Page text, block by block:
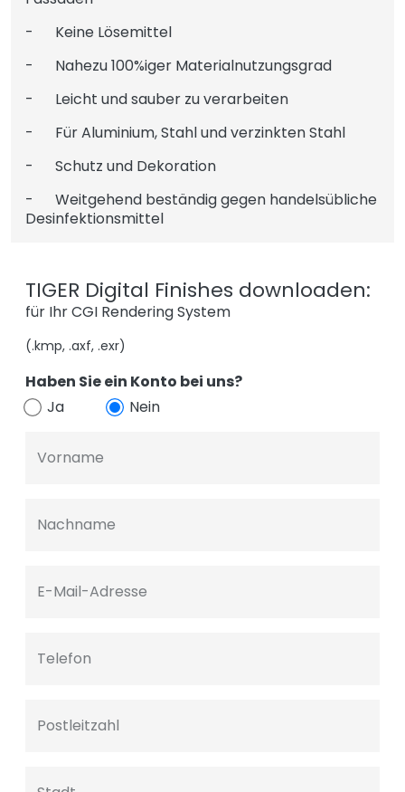
- Keine Lösemittel
- Nahezu 100%iger Materialnutzungsgrad
- Leicht und sauber zu verarbeiten
- Für Aluminium, Stahl und verzinkten Stahl
- Schutz und Dekoration
- Weitgehend beständig gegen handelsübliche
Desinfektionsmittel
TIGER Digital Finishes downloaden:
für Ihr CGI Rendering System
(.kmp, .axf, .exr)
Haben Sie ein Konto bei uns?
Ja
Nein
Vorname
Nachname
E-Mail-Adresse
Telefon
Postleitzahl